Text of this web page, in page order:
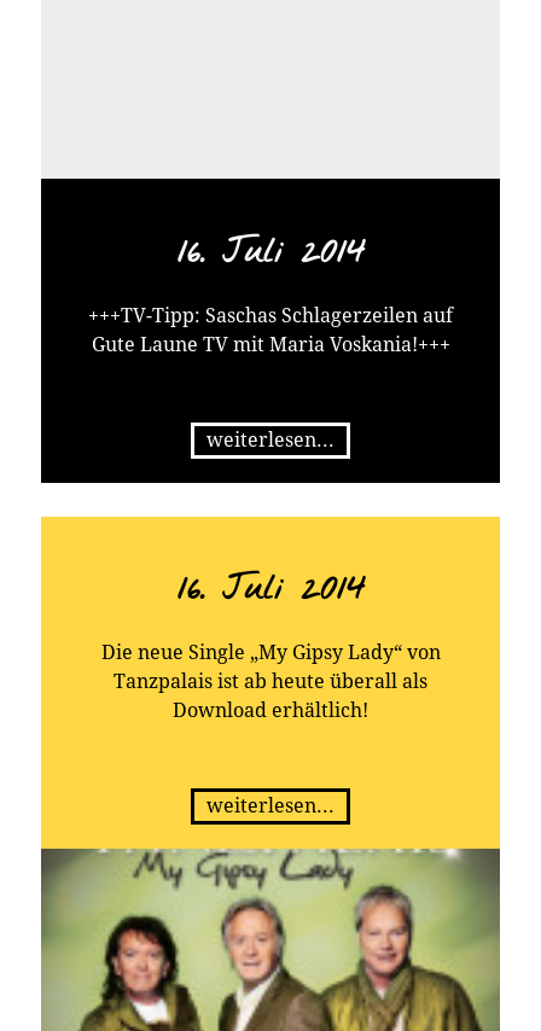
16. Juli 2014
+++TV-Tipp: Saschas Schlagerzeilen auf
Gute Laune TV mit Maria Voskania!+++
weiterlesen...
16. Juli 2014
Die neue Single „My Gipsy Lady“ von
Tanzpalais ist ab heute überall als
Download erhältlich!
weiterlesen...